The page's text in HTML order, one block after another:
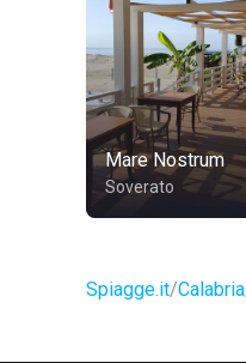
Mare Nostrum
Soverato
Spiagge.it Calabria